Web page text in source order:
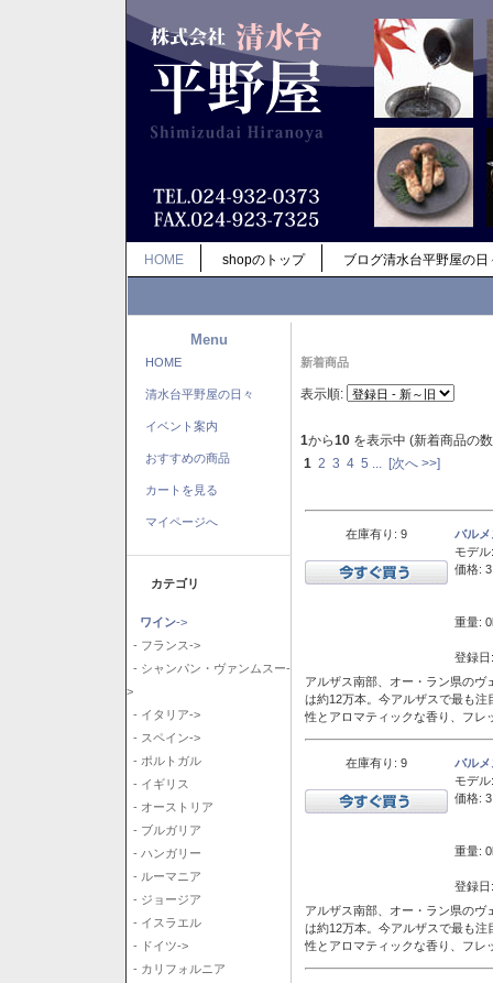
HOME shopのトップ ブログ清水台平野屋の日
Menu
HOME
清水台平野屋の日々
イベント案内
おすすめの商品
カートを見る
マイページへ
カテゴリ
ワイン->
- フランス->
- シャンパン・ヴァンムスー-
>
- イタリア->
- スペイン->
- ポルトガル
- イギリス
- オーストリア
- ブルガリア
- ハンガリー
- ルーマニア
- ジョージア
- イスラエル
- ドイツ->
- カリフォルニア
新着商品
表示順:
1から10 を表示中 (新着商品の
1 2 3 4 5 [次へ >>]
在庫有り: 9
バル
モデル:
価格:
重量:
登録
アルザス南部、オー・ラン県の
は約12万本。今アルザスで最も
性とアロマティックな香り、フレ
在庫有り: 9
バル
モデル:
価格:
重量:
登録
アルザス南部、オー・ラン県の
は約12万本。今アルザスで最も
性とアロマティックな香り、フレ